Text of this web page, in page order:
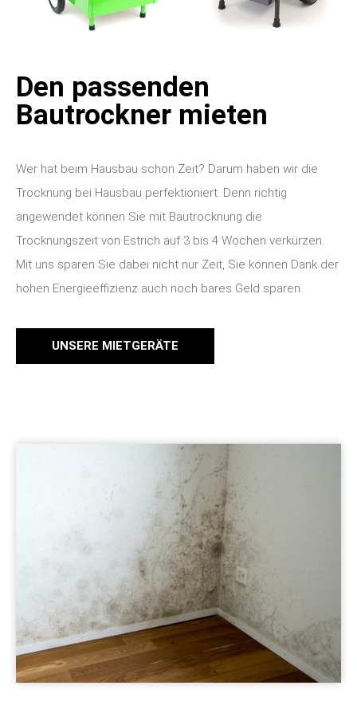
Den passenden
Bautrockner mieten
Wer hat beim Hausbau schon Zeit? Darum haben wir die
Trocknung bei Hausbau perfektioniert. Denn richtig
angewendet können Sie mit Bautrocknung die
Trocknungszeit von Estrich auf 3 bis 4 Wochen verkürzen.
Mit uns sparen Sie dabei nicht nur Zeit, Sie können Dank der
hohen Energieeffizienz auch noch bares Geld sparen.
UNSERE MIETGERÄTE